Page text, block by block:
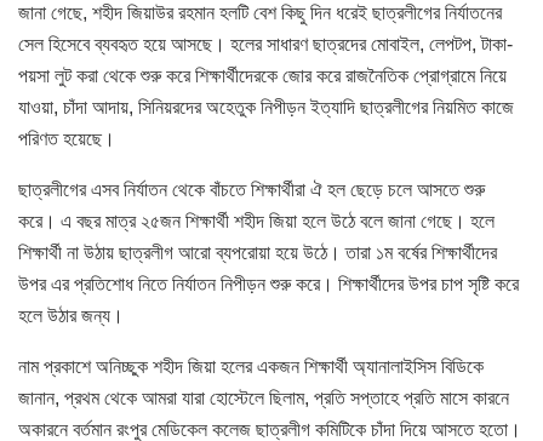
জানা গেছে, শহীদ জিয়াউর রহমান হলটি বেশ কিছু দিন ধরেই ছাত্রলীগের নির্যাতনের
সেল হিসেবে ব্যবহৃত হয়ে আসছে। হলের সাধারণ ছাত্রদের মোবাইল, লেপটপ, টাকা-
পয়সা লুট করা থেকে শুরু করে শিক্ষার্থীদেরকে জোর করে রাজনৈতিক প্রোগ্রামে নিয়ে
যাওয়া, চাঁদা আদায়, সিনিয়রদের অহেতুক নিপীড়ন ইত্যাদি ছাত্রলীগের নিয়মিত কাজে
পরিণত হয়েছে।
ছাত্রলীগের এসব নির্যাতন থেকে বাঁচতে শিক্ষার্থীরা ঐ হল ছেড়ে চলে আসতে শুরু
করে। এ বছর মাত্র ২৫জন শিক্ষার্থী শহীদ জিয়া হলে উঠে বলে জানা গেছে। হলে
শিক্ষার্থী না উঠায় ছাত্রলীগ আরো ব্যপরোয়া হয়ে উঠে। তারা ১ম বর্ষের শিক্ষার্থীদের
উপর এর প্রতিশোধ নিতে নির্যাতন নিপীড়ন শুরু করে। শিক্ষার্থীদের উপর চাপ সৃষ্টি করে
হলে উঠার জন্য।
নাম প্রকাশে অনিচ্ছুক শহীদ জিয়া হলের একজন শিক্ষার্থী অ্যানালাইসিস বিডিকে
জানান, প্রথম থেকে আমরা যারা হোস্টেলে ছিলাম, প্রতি সপ্তাহে প্রতি মাসে কারনে
অকারনে বর্তমান রংপুর মেডিকেল কলেজ ছাত্রলীগ কমিটিকে চাঁদা দিয়ে আসতে হতো।